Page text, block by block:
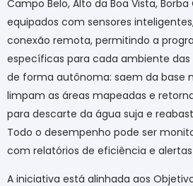
Campo Belo, Alto da Boa Vista, Borba
equipados com sensores
conexão remota, permitindo a
específicas para cada ambiente das
de forma autônoma: saem da base
limpam as áreas mapeadas e
para descarte da água suja e
Todo o desempenho pode ser
com relatórios de eficiência e
A iniciativa está alinhada aos